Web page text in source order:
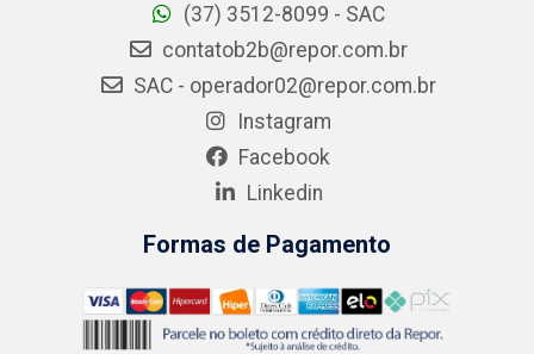
(37) 3512-8099 - SAC
contatob2b@repor.com.br
SAC - operador02@repor.com.br
Instagram
Facebook
Linkedin
Formas de Pagamento